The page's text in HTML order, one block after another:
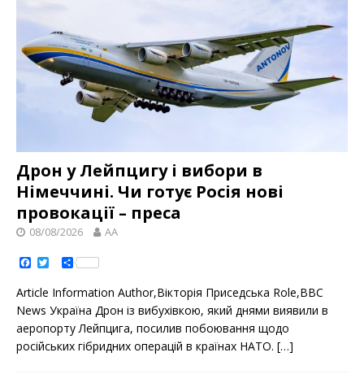
Дрон у Лейпцигу і вибори в
Німеччині. Чи готує Росія нові
провокації – преса
08/08/2026 AA
a
c
e
b
o
o
k
t
t
e
r
S
h
r
e
Article Information Author,Вікторія Приседська Role,BBC
News Україна Дрон із вибухівкою, який днями виявили в
аеропорту Лейпцига, посилив побоювання щодо
російських гібридних операцій в країнах НАТО. […]